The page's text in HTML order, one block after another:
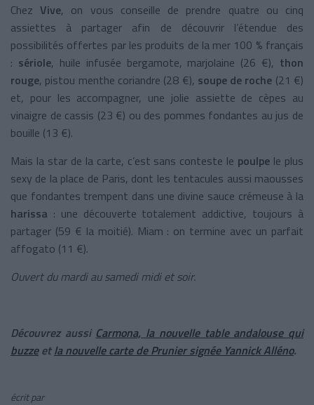
ChezVive, on vous conseille de prendre quatre ou cinq
assiettes à partager afin de découvrir l’étendue des
possibilités offertes par les produits de la mer 100 % français
: sériole, huile infusée bergamote, marjolaine (26 €), thon
rouge, pistou menthe coriandre (28 €), soupe de roche (21 €)
et, pour les accompagner, une jolie assiette de cèpes au
vinaigre de cassis (23 €) ou des pommes fondantes au jus de
bouille (13 €).
Mais la star de la carte, c’est sans conteste le poulpe le plus
sexy de la place de Paris, dont les tentacules aussi maousses
que fondantes trempent dans une divine sauce crémeuse à la
harissa : une découverte totalement addictive, toujours à
partager (59 € la moitié). Miam : on termine avec un parfait
affogato (11 €).
Ouvert du mardi au samedi midi et soir.
Découvrez aussi Carmona, la nouvelle table andalouse qui
buzzeetla nouvelle carte de Prunier signée Yannick Alléno.
écrit par